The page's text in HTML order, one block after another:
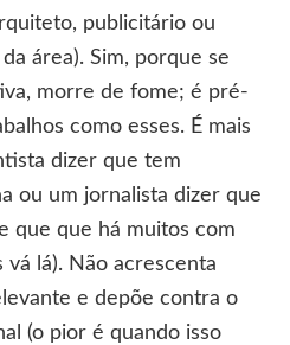
publicitário ou
área). Sim, porque se
morre de fome; é pré-
como esses. É mais
dizer que tem
ou um jornalista dizer que
que que há muitos com
vá lá). Não acrescenta
e depõe contra o
(o pior é quando isso